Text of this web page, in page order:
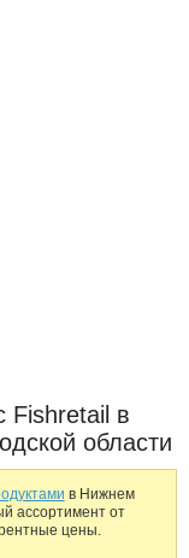
Fishretail в
области
в Нижнем
ассортимент от
цены.